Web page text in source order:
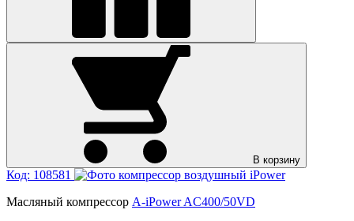
В корзину
Код: 108581
Масляный компрессор A-iPower AC400/50VD